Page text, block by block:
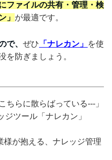
ファイルの共有・管理・検
」 が最適です。
で、 ぜひ 「ナレカン」 を使
を防ぎましょう。
ちらに散らばっている---」
ジツール「ナレカン」
様が抱える、ナレッジ管理